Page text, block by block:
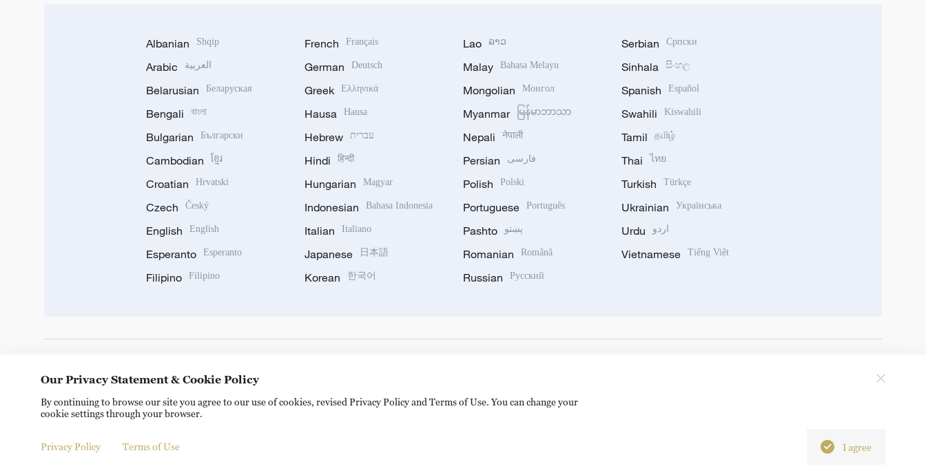
Albanian Shqip
Arabic العربية
Belarusian Беларуская
Bengali বাংলা
Bulgarian Български
Cambodian ខ្មែរ
Croatian Hrvatski
Czech Český
English English
Esperanto Esperanto
Filipino Filipino
French Français
German Deutsch
Greek Ελληνικά
Hausa Hausa
Hebrew עברית
Hindi हिन्दी
Hungarian Magyar
Indonesian Bahasa Indonesia
Italian Italiano
Japanese 日本語
Korean 한국어
Lao ລາວ
Malay Bahasa Melayu
Mongolian Монгол
Myanmar မြန်မာဘာသာ
Nepali नेपाली
Persian فارسی
Polish Polski
Portuguese Português
Pashto پښتو
Romanian Română
Russian Русский
Serbian Српски
Sinhala සිංහල
Spanish Español
Swahili Kiswahili
Tamil தமிழ்
Thai ไทย
Turkish Türkçe
Ukrainian Українська
Urdu اردو
Vietnamese Tiếng Việt
© China Radio International.CRI. All Rights Reserved. 16A Shijingshan Road, Beijing, China. 100040
Our Privacy Statement & Cookie Policy
By continuing to browse our site you agree to our use of cookies, revised Privacy Policy and Terms of Use. You can change your
cookie settings through your browser.
Privacy Policy Terms of Use I agree